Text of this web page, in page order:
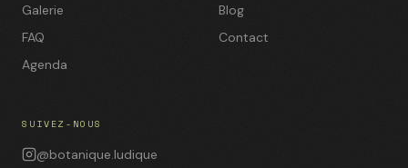
Galerie
Blog
FAQ
Contact
Agenda
SUIVEZ-NOUS
@botanique.ludique